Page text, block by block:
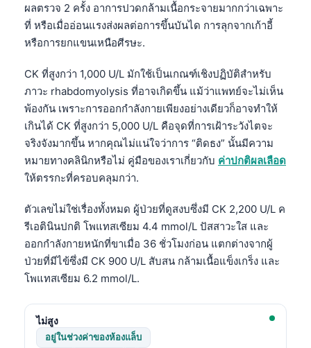
ผลตรวจ 2 ครั้ง อาการปวดกล้ามเนื้อกระจายมากกว่าเฉพาะ
ที่ หรือเมื่ออ่อนแรงส่งผลต่อการขึ้นบันได การลุกจากเก้าอี้
หรือการยกแขนเหนือศีรษะ.
CK ที่สูงกว่า 1,000 U/L มักใช้เป็นเกณฑ์เชิงปฏิบัติสำหรับ
ภาวะ rhabdomyolysis ที่อาจเกิดขึ้น แม้ว่าแพทย์จะไม่เห็น
พ้องกัน เพราะการออกกำลังกายเพียงอย่างเดียวก็อาจทำให้
เกินได้ CK ที่สูงกว่า 5,000 U/L คือจุดที่การเฝ้าระวังไตจะ
จริงจังมากขึ้น หากคุณไม่แน่ใจว่าการ “ติดธง” นั้นมีความ
หมายทางคลินิกหรือไม่ คู่มือของเราเกี่ยวกับ ค่าปกติผลเลือด
ให้ตรรกะที่ครอบคลุมกว่า.
ตัวเลขไม่ใช่เรื่องทั้งหมด ผู้ป่วยที่ดูสงบซึ่งมี CK 2,200 U/L ค
รีเอตินินปกติ โพแทสเซียม 4.4 mmol/L ปัสสาวะใส และ
ออกกำลังกายหนักที่ขาเมื่อ 36 ชั่วโมงก่อน แตกต่างจากผู้
ป่วยที่มีไข้ซึ่งมี CK 900 U/L สับสน กล้ามเนื้อแข็งเกร็ง และ
โพแทสเซียม 6.2 mmol/L.
ไม่สูง
อยู่ในช่วงค่าของห้องแล็บ